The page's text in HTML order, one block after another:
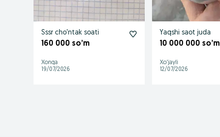
Sssr cho'ntak soati
160 000 so’m
Xonqa
19/07/2026
Yaqshi saot juda
10 000 000 so’m
Xo'jayli
12/07/2026